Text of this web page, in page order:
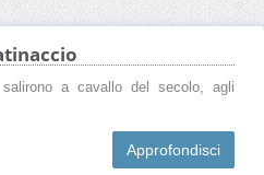
a cavallo del secolo, agli
Approfondisci